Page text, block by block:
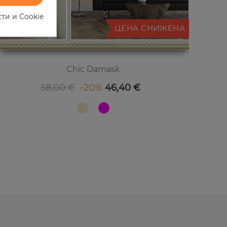
ЦЕНА СНИЖЕНА
Chic Damask
Базовая цена
58,00 € -20%
Цена 46,40 €
и Cookie